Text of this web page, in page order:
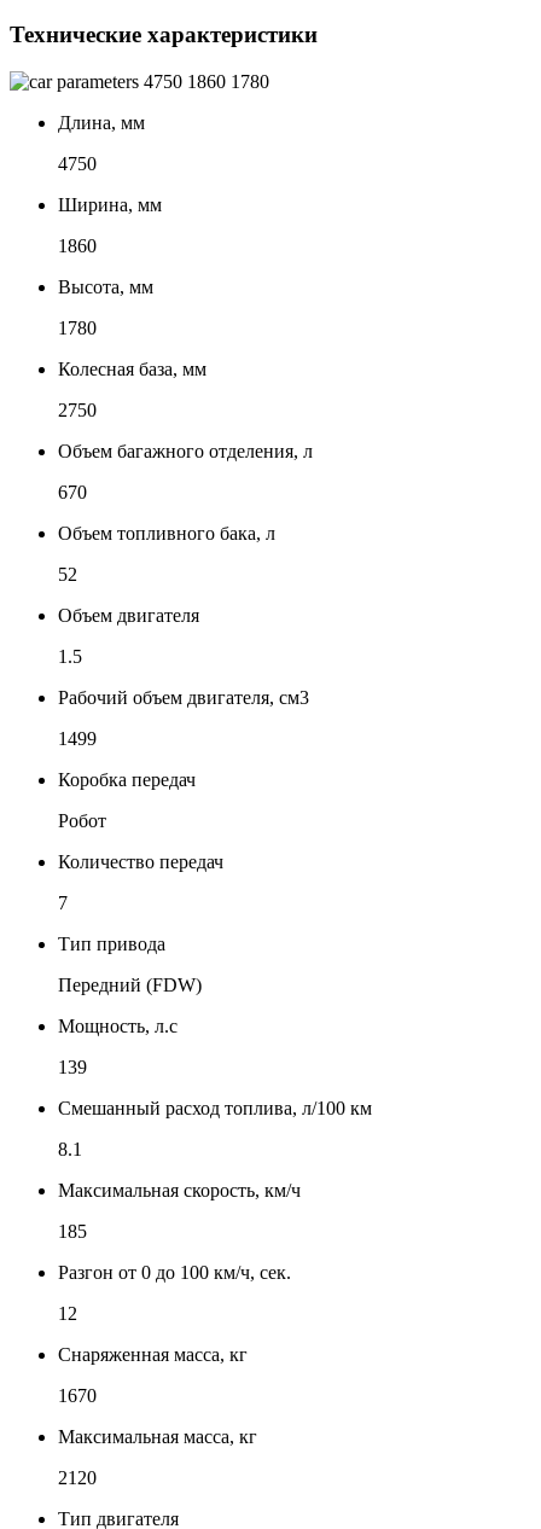
Технические характеристики
4750 1860 1780
Длина, мм
4750
Ширина, мм
1860
Высота, мм
1780
Колесная база, мм
2750
Объем багажного отделения, л
670
Объем топливного бака, л
52
Объем двигателя
1.5
Рабочий объем двигателя, см3
1499
Коробка передач
Робот
Количество передач
7
Тип привода
Передний (FDW)
Мощность, л.с
139
Смешанный расход топлива, л/100 км
8.1
Максимальная скорость, км/ч
185
Разгон от 0 до 100 км/ч, сек.
12
Снаряженная масса, кг
1670
Максимальная масса, кг
2120
Тип двигателя